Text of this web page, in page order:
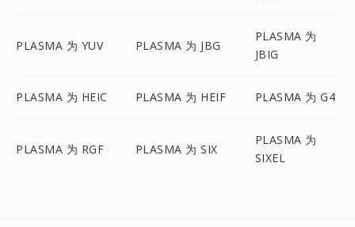
PLASMA 为 YUV PLASMA 为 JBG
PLASMA 为
JBIG
PLASMA 为 HEIC PLASMA 为 HEIF PLASMA 为 G4
PLASMA 为 RGF PLASMA 为 SIX
PLASMA 为
SIXEL